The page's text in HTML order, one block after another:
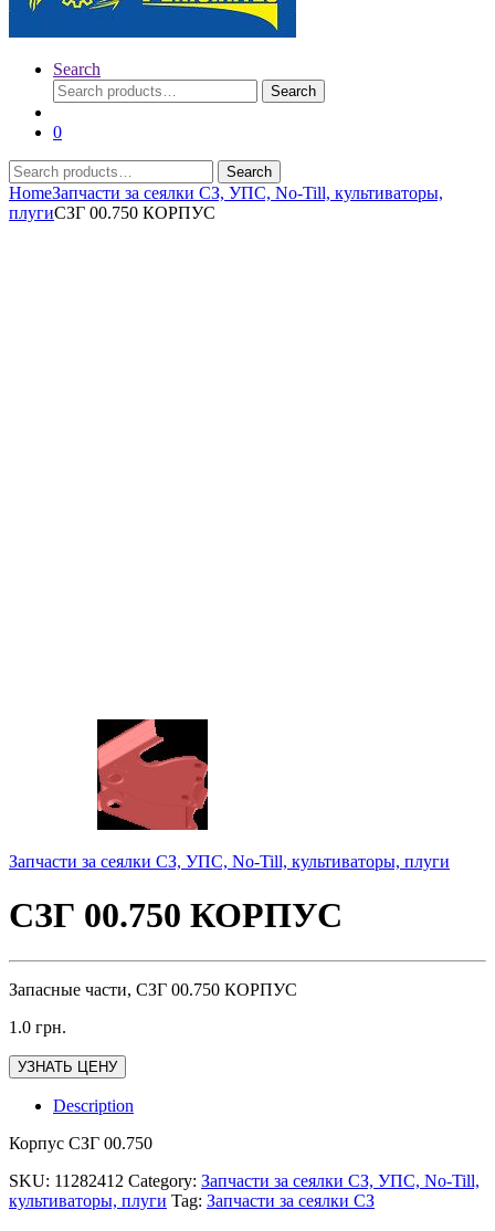
Search
Search
for:
Search
0
Search
for:
Search
HomeЗапчасти за сеялки СЗ, УПС, No-Till, культиваторы,
плугиСЗГ 00.750 КОРПУС
Запчасти за сеялки СЗ, УПС, No-Till, культиваторы, плуги
СЗГ 00.750 КОРПУС
Запасные части, СЗГ 00.750 КОРПУС
1.0 грн.
УЗНАТЬ ЦЕНУ
Description
Корпус СЗГ 00.750
SKU: 11282412 Category: Запчасти за сеялки СЗ, УПС, No-Till,
культиваторы, плуги Tag: Запчасти за сеялки СЗ